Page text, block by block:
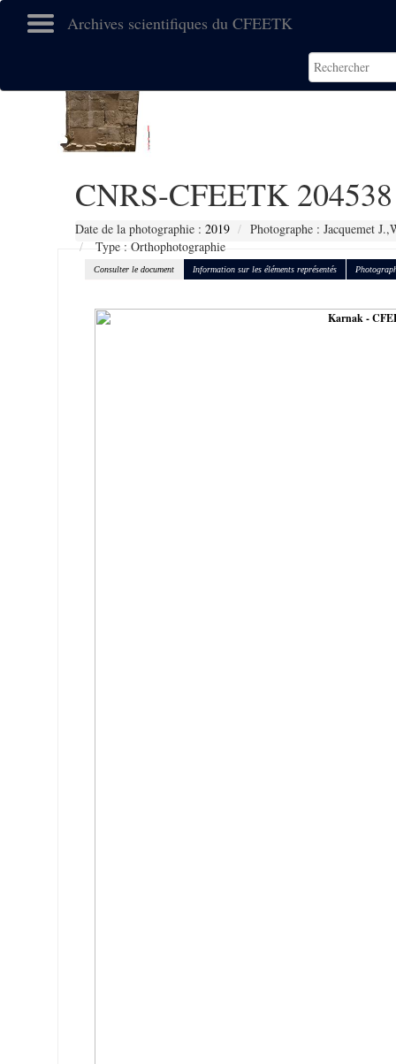
Archives scientifiques du CFEETK
CNRS-CFEETK 204538
Date de la photographie : 2019
Photographe : Jacquemet
Type : Orthophotographie
Consulter le document Information sur les éléments représentés